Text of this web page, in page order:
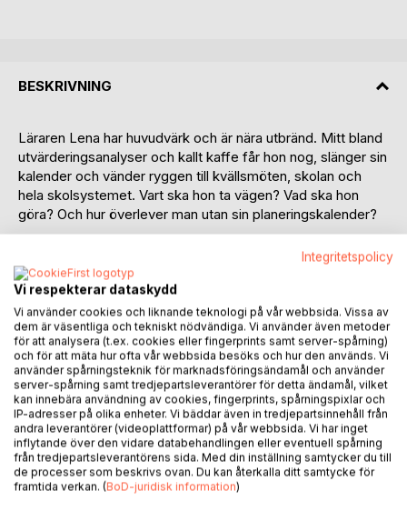
BESKRIVNING
Läraren Lena har huvudvärk och är nära utbränd. Mitt bland
utvärderingsanalyser och kallt kaffe får hon nog, slänger sin
kalender och vänder ryggen till kvällsmöten, skolan och
hela skolsystemet. Vart ska hon ta vägen? Vad ska hon
göra? Och hur överlever man utan sin planeringskalender?
Rektorn Tord medicinerar bort sina stressymtom och
försöker efter bästa förmåga leda sina skola genom
nedskärningar och kommunal galenskap. Verkligheten
kommer dock ikapp och Tord får sin tid utmätt. Istället för
att gå i terapisamtal bestämmer han sig för att bli en
pedagogisk vilde. Hur styr man en skola om
skolinspektionen, budgeten och digitala plattformer inte
längre är ett bekymmer?
Eleven Joel har det svårt i skolan. Ingen vill lyckas mer än
han i skolan och ingen misslyckas mer än han i skolan.
Skoldagarna är fyllda av nederlag, våld och ångest trots en
dokumentation som kan räknas i kilo. Vem hjälper Joel?
Integritetspolicy
Vi respekterar dataskydd
Vi använder cookies och liknande teknologi på vår webbsida. Vissa av
dem är väsentliga och tekniskt nödvändiga. Vi använder även metoder
för att analysera (t.ex. cookies eller fingerprints samt server-spårning)
och för att mäta hur ofta vår webbsida besöks och hur den används. Vi
använder spårningsteknik för marknadsföringsändamål och använder
server-spårning samt tredjepartsleverantörer för detta ändamål, vilket
kan innebära användning av cookies, fingerprints, spårningspixlar och
IP-adresser på olika enheter. Vi bäddar även in tredjepartsinnehåll från
andra leverantörer (videoplattformar) på vår webbsida. Vi har inget
inflytande över den vidare databehandlingen eller eventuell spårning
från tredjepartsleverantörens sida. Med din inställning samtycker du till
de processer som beskrivs ovan. Du kan återkalla ditt samtycke för
framtida verkan. (BoD-juridisk information)